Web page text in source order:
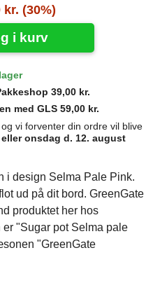
kr. (30%)
i kurv
39,00 kr.
med GLS 59,00 kr.
vi forventer din ordre vil blive
onsdag d. 12. august
i design Selma Pale Pink.
ud på dit bord. GreenGate
produktet her hos
"Sugar pot Selma pale
"GreenGate